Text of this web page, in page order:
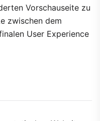
Vorschauseite zu
zwischen dem
User Experience